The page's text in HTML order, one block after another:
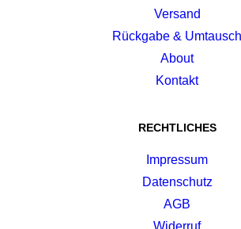
Versand
Rückgabe & Umtausch
About
Kontakt
RECHTLICHES
Impressum
Datenschutz
AGB
Widerruf